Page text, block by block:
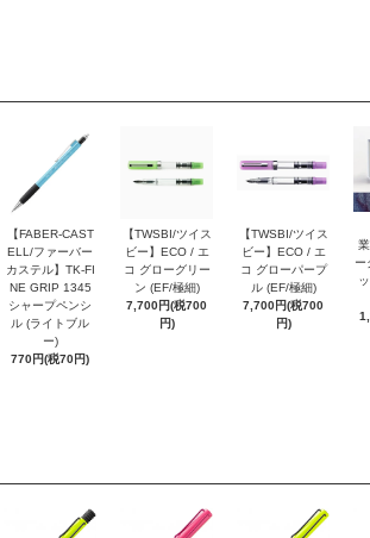
【FABER-CAST
ELL/ファーバー
カステル】TK-FI
NE GRIP 1345
シャープペンシ
ル (ライトブル
ー)
770円(税70円)
【TWSBI/ツイス
ビー】ECO / エ
コ グローグリー
ン (EF/極細)
7,700円(税700
円)
【TWSBI/ツイス
ビー】ECO / エ
コ グローパープ
ル (EF/極細)
7,700円(税700
円)
ー